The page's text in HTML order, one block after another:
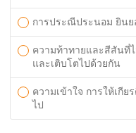
การประณีประนอม ยิน
ความท้าทายและสีสันที่ไ
และเติบโตไปด้วยกัน
ความเข้าใจ การให้เกี
ไป